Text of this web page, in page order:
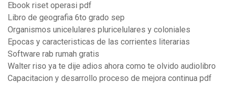
Ebook riset operasi pdf
Libro de geografia 6to grado sep
Organismos unicelulares pluricelulares y coloniales
Epocas y caracteristicas de las corrientes literarias
Software rab rumah gratis
Walter riso ya te dije adios ahora como te olvido audiolibro
Capacitacion y desarrollo proceso de mejora continua pdf